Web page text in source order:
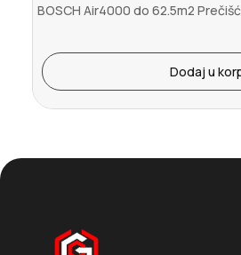
BOSCH Air4000 do 62.5m2
Dodaj u